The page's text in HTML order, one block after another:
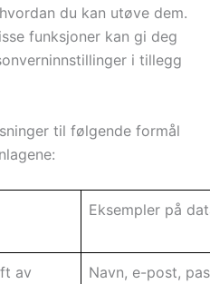
du kan utøve dem.
funksjoner kan gi deg
i tillegg
til følgende formål
Eksempler på
av
Navn, e-post,